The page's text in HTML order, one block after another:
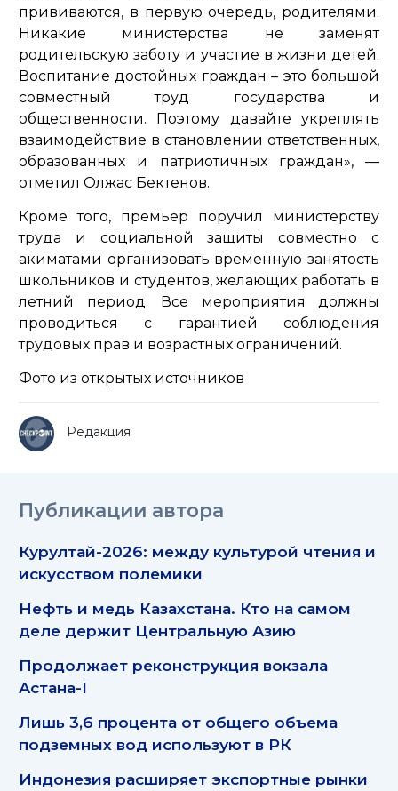
прививаются, в первую очередь, родителями.
Никакие министерства не заменят
родительскую заботу и участие в жизни детей.
Воспитание достойных граждан – это большой
совместный труд государства и
общественности. Поэтому давайте укреплять
взаимодействие в становлении ответственных,
образованных и патриотичных граждан», —
отметил Олжас Бектенов.
Кроме того, премьер поручил министерству
труда и социальной защиты совместно с
акиматами организовать временную занятость
школьников и студентов, желающих работать в
летний период. Все мероприятия должны
проводиться с гарантией соблюдения
трудовых прав и возрастных ограничений.
Фото из открытых источников
Редакция
Публикации автора
Курултай-2026: между культурой чтения и
искусством полемики
Нефть и медь Казахстана. Кто на самом
деле держит Центральную Азию
Продолжает реконструкция вокзала
Астана-I
Лишь 3,6 процента от общего объема
подземных вод используют в РК
Индонезия расширяет экспортные рынки